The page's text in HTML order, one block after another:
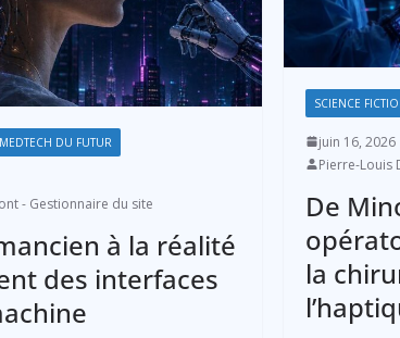
DU FUTUR
- Gestionnaire du site
à la réalité
des interfaces
SCIENCE
juin 16, 2026
Pierre-Louis
De
la